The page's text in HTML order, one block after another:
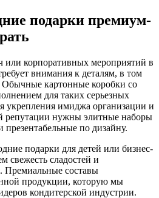
подарки премиум-
или корпоративных мероприятий в
внимания к деталям, в том
Обычные картонные коробки со
для таких серьезных
укрепления имиджа организации и
репутации нужны элитные наборы
презентабельные по дизайну.
подарки для детей или бизнес-
свежесть сладостей и
Премиальные составы
продукции, которую мы
кондитерской индустрии.